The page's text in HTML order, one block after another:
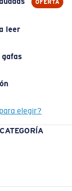
OFERTA
leer
elegir?